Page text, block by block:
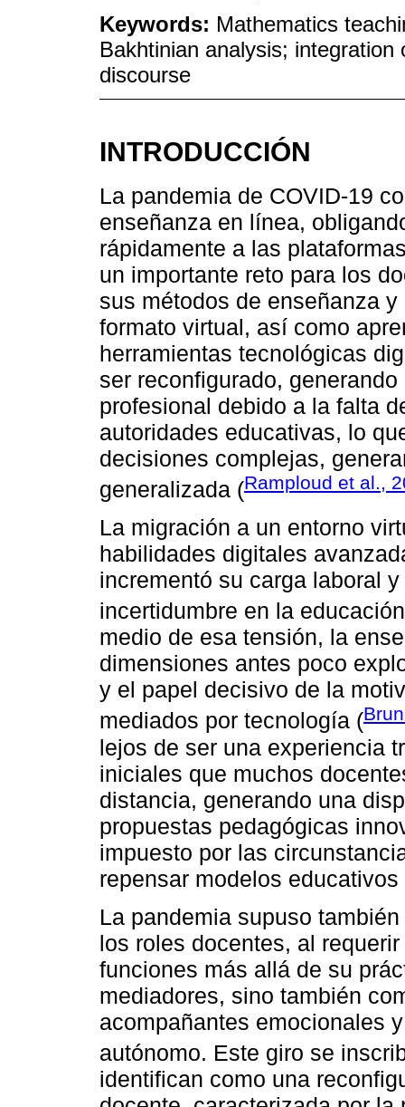
Keywords: Mathematics
Bakhtinian analysis;
discourse
INTRODUCCIÓN
La pandemia de COVID-19
enseñanza en línea,
rápidamente a las
un importante reto para los
sus métodos de enseñanza
formato virtual, así como
herramientas tecnológicas
ser reconfigurado,
profesional debido a la falta
autoridades educativas, lo
decisiones complejas,
generalizada (Ramploud et al.,
La migración a un entorno
habilidades digitales
incrementó su carga laboral
incertidumbre en la
medio de esa tensión, la
dimensiones antes poco
y el papel decisivo de la
mediados por tecnología (
lejos de ser una experiencia
iniciales que muchos
distancia, generando una
propuestas pedagógicas
impuesto por las
repensar modelos
La pandemia supuso
los roles docentes, al
funciones más allá de su
mediadores, sino también
acompañantes emocionales
autónomo. Este giro se
identifican como una